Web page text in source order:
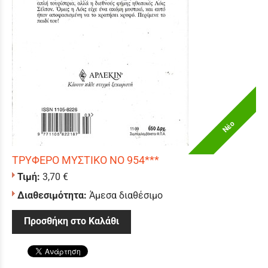
Νέο
ΤΡΥΦΕΡΟ ΜΥΣΤΙΚΟ ΝΟ 954***
Τιμή: 3,70 €
Διαθεσιμότητα: Άμεσα διαθέσιμο
Προσθήκη στο Καλάθι